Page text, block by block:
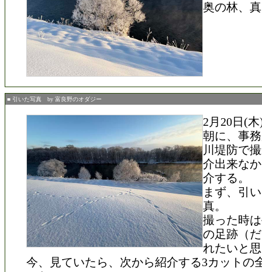
奥の林、
■ 引いた写真 by 富良野のオダジー
2月20日(
朝に、事
川堤防で
介出来な
介する。
まず、引
真。
撮った時
の足跡（
れたいと
今、見ていたら、次から紹介する3カットの